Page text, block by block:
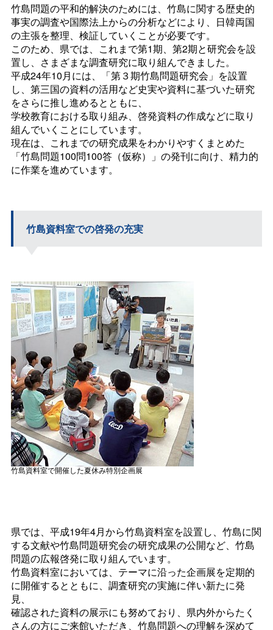
竹島問題の平和的解決のためには、竹島に関する歴史的
事実の調査や国際法上からの分析などにより、日韓両国
の主張を整理、検証していくことが必要です。
このため、県では、これまで第1期、第2期と研究会を設
置し、さまざまな調査研究に取り組んできました。
平成24年10月には、「第３期竹島問題研究会」を設置
し、第三国の資料の活用など史実や資料に基づいた研究
をさらに推し進めるとともに、
学校教育における取り組み、啓発資料の作成などに取り
組んでいくことにしています。
現在は、これまでの研究成果をわかりやすくまとめた
「竹島問題100問100答（仮称）」の発刊に向け、精力的
に作業を進めています。
竹島資料室での啓発の充実
竹島資料室で開催した夏休み特別企画展
県では、平成19年4月から竹島資料室を設置し、竹島に関
する文献や竹島問題研究会の研究成果の公開など、竹島
問題の広報啓発に取り組んでいます。
竹島資料室においては、テーマに沿った企画展を定期的
に開催するとともに、調査研究の実施に伴い新たに発
見、
確認された資料の展示にも努めており、県内外からたく
さんの方にご来館いただき、竹島問題への理解を深めて